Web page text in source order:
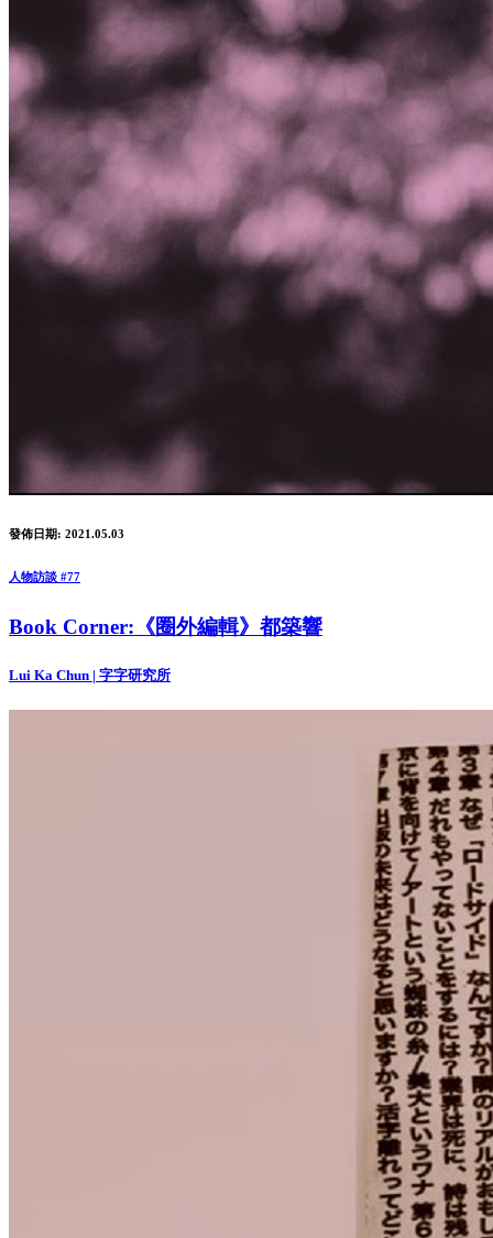
發佈日期: 2021.05.03
人物訪談 #77
Book Corner:《圈外編輯》都築響
Lui Ka Chun | 字字研究所